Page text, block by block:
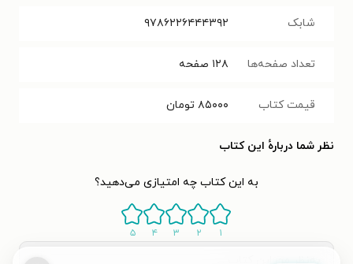
شابک ۹۷۸۶۲۲۶۴۴۴۳۹۲
تعداد صفحه‌ها ۱۲۸ صفحه
قیمت کتاب ۸۵۰۰۰ تومان
نظر شما دربارهٔ این کتاب
به این کتاب چه امتیازی می‌دهید؟
۱ ۲ ۳ ۴ ۵